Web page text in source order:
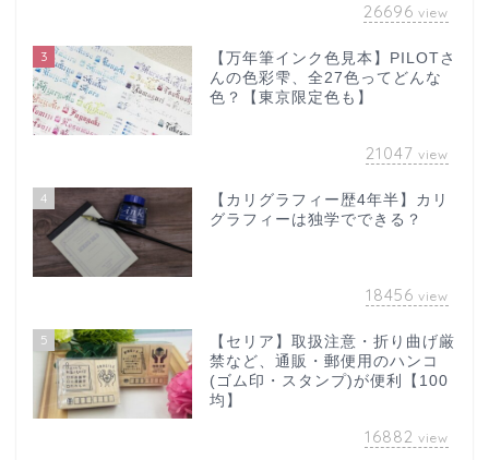
26696 view
3
【万年筆インク色見本】PILOTさ
んの色彩雫、全27色ってどんな
色？【東京限定色も】
21047 view
4
【カリグラフィー歴4年半】カリ
グラフィーは独学でできる？
18456 view
5
【セリア】取扱注意・折り曲げ厳
禁など、通販・郵便用のハンコ
(ゴム印・スタンプ)が便利【100
均】
16882 view